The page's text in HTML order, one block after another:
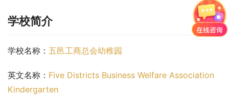
学校简介
学校名称： 五邑工商总会幼稚园
英文名称： Five Districts Business Welfare Association
Kindergarten